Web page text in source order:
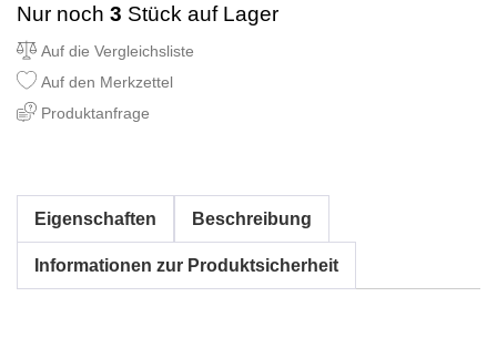
Nur noch 3 Stück auf Lager
Auf die Vergleichsliste
Auf den Merkzettel
Produktanfrage
Eigenschaften Beschreibung
Informationen zur Produktsicherheit